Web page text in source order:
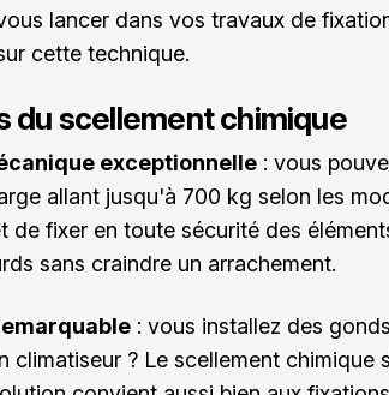
lancer dans vos travaux de
cette technique.
du scellement chimique
exceptionnelle : vous
allant jusqu'à 700 kg selon les
de fixer en toute sécurité des
sans craindre un arrachement.
: vous installez des
climatiseur ? Le scellement chimique